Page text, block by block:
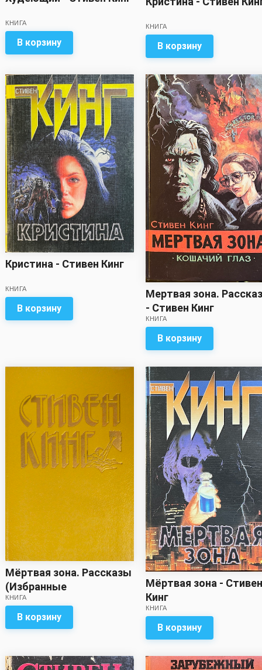
КНИГА
В корзину
КНИГА
В корзину
Кристина - Стивен Кинг
КНИГА
В корзину
Мертвая зона.
- Стивен Кинг
КНИГА
В корзину
Мёртвая зона. Рассказы
(Избранные
произведения в трёх
томах. Том третий) -
Стивен Кинг
КНИГА
В корзину
Мёртвая зона - Стивен
Кинг
КНИГА
В корзину